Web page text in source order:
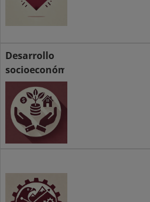
Desarrollo
socioeconómico